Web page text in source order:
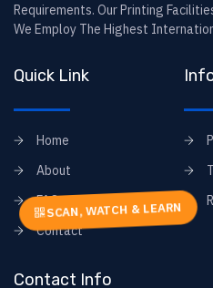
Requirements. Our Printing
We Employ The Highest
Quick Link
Home
About
FAQs
Contact
Contact Info
SCAN, WATCH & LEARN